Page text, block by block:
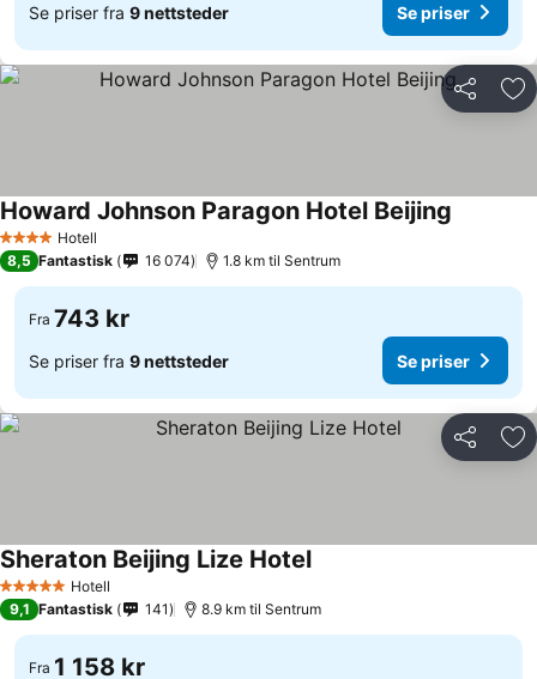
Se priser fra 9 nettsteder Se priser
Del
4 StjernerHotell
Howard Johnson Paragon Hotel Beijing
8,5 Fantastisk 16 074 1.8 km til Sentrum
Fra 743 kr
Se priser fra 9 nettsteder Se priser
Del
5 Stjerner Hotell
Sheraton Beijing Lize HotelSe priser
9,1 Fantastisk 141 8.9 km til Sentrum
Fra 1 158 kr